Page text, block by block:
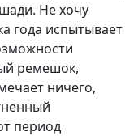
Не хочу
года испытывает
ремешок,
ничего,
период